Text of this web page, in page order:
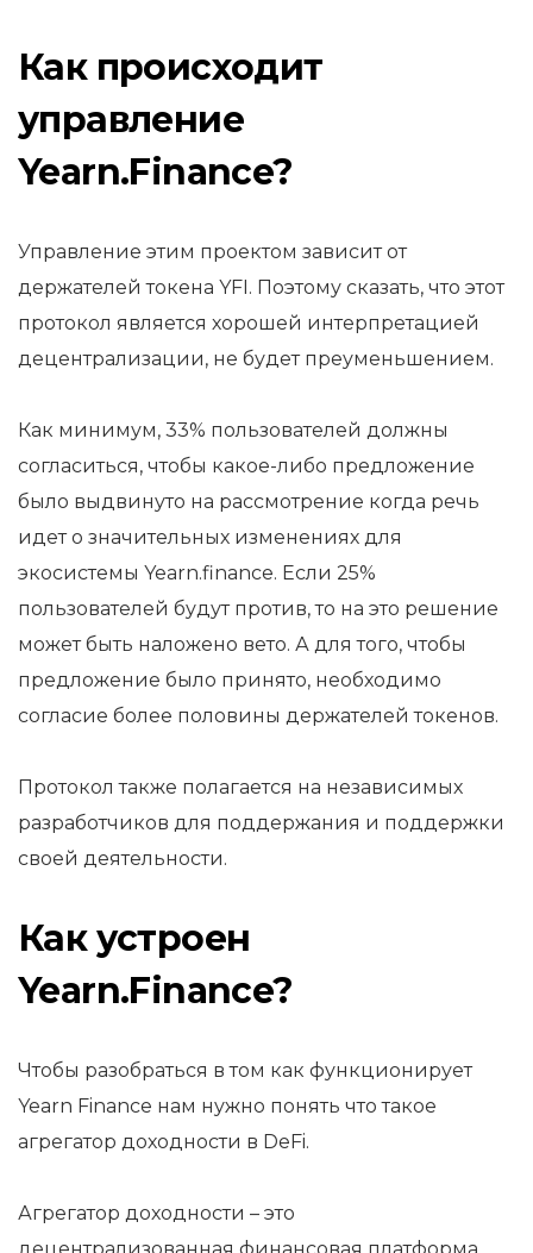
Как происходит
управление
Yearn.Finance?
Управление этим проектом зависит от
держателей токена YFI. Поэтому сказать, что этот
протокол является хорошей интерпретацией
децентрализации, не будет преуменьшением.
Как минимум, 33% пользователей должны
согласиться, чтобы какое-либо предложение
было выдвинуто на рассмотрение когда речь
идет о значительных изменениях для
экосистемы Yearn.finance. Если 25%
пользователей будут против, то на это решение
может быть наложено вето. А для того, чтобы
предложение было принято, необходимо
согласие более половины держателей токенов.
Протокол также полагается на независимых
разработчиков для поддержания и поддержки
своей деятельности.
Как устроен
Yearn.Finance?
Чтобы разобраться в том как функционирует
Yearn Finance нам нужно понять что такое
агрегатор доходности в DeFi.
Агрегатор доходности – это